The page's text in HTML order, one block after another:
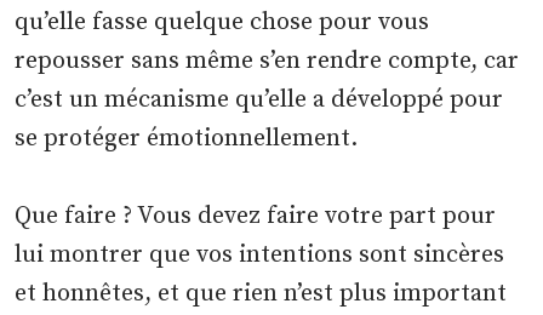
qu’elle fasse quelque chose pour vous
repousser sans même s’en rendre compte, car
c’est un mécanisme qu’elle a développé pour
se protéger émotionnellement.
Que faire ? Vous devez faire votre part pour
lui montrer que vos intentions sont sincères
et honnêtes, et que rien n’est plus important